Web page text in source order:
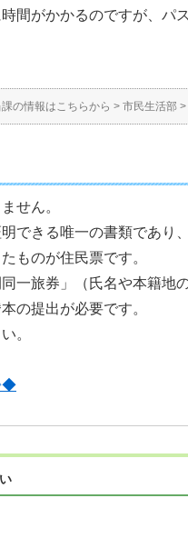
間がかかるのですが、パ
の情報はこちらから > 市民生活部 >
せん。
できる唯一の書類であり
ものが住民票です。
一旅券」（氏名や本籍地
の提出が必要です。
。